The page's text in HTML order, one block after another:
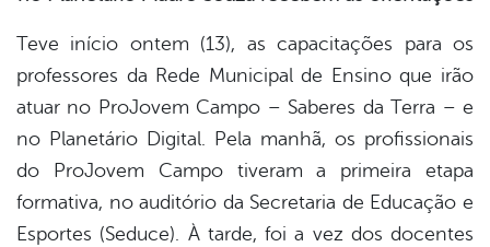
Teve início ontem (13), as capacitações para os
professores da Rede Municipal de Ensino que irão
atuar no ProJovem Campo – Saberes da Terra – e
no Planetário Digital. Pela manhã, os profissionais
do ProJovem Campo tiveram a primeira etapa
formativa, no auditório da Secretaria de Educação e
Esportes (Seduce). À tarde, foi a vez dos docentes